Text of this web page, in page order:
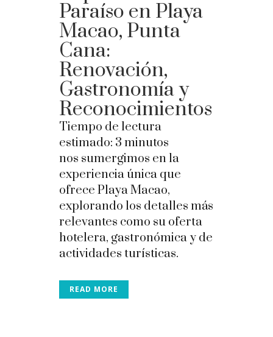
Paraíso en Playa
Macao, Punta
Cana:
Renovación,
Gastronomía y
Reconocimientos
Tiempo de lectura
estimado: 3 minutos
nos sumergimos en la
experiencia única que
ofrece Playa Macao,
explorando los detalles más
relevantes como su oferta
hotelera, gastronómica y de
actividades turísticas.
READ MORE